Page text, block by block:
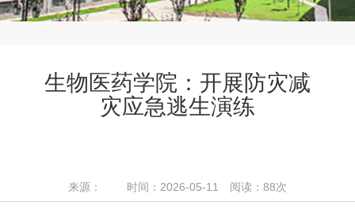
生物医药学院：开展防灾减
灾应急逃生演练
来源： 时间：2026-05-11 阅读： 88次